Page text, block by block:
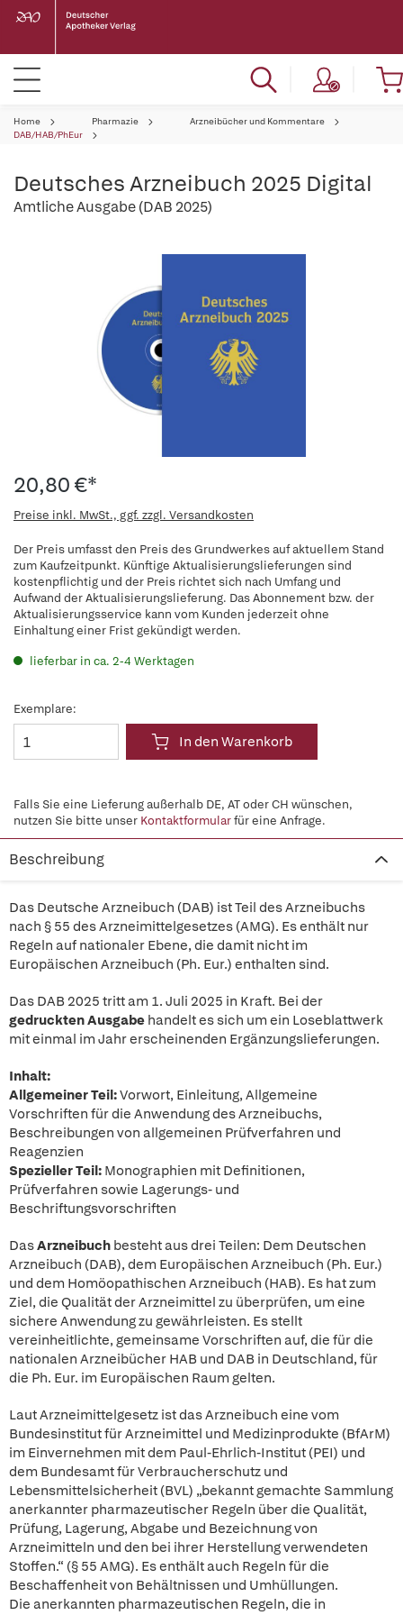
Home Pharmazie
Arzneibücher und Kommentare
DAB/HAB/PhEur
Deutsches Arzneibuch 2025 Digital
Amtliche Ausgabe (DAB 2025)
20,80 €*
Preise inkl. MwSt., ggf. zzgl. Versandkosten
Der Preis umfasst den Preis des Grundwerkes auf aktuellem Stand
zum Kaufzeitpunkt. Künftige Aktualisierungslieferungen sind
kostenpflichtig und der Preis richtet sich nach Umfang und
Aufwand der Aktualisierungslieferung. Das Abonnement bzw. der
Aktualisierungsservice kann vom Kunden jederzeit ohne
Einhaltung einer Frist gekündigt werden.
lieferbar in ca. 2-4 Werktagen
Exemplare:
In den Warenkorb
Falls Sie eine Lieferung außerhalb DE, AT oder CH wünschen,
nutzen Sie bitte unser Kontaktformularfür eine Anfrage.
Beschreibung
Das Deutsche Arzneibuch (DAB) ist Teil des Arzneibuchs
nach § 55 des Arzneimittelgesetzes (AMG). Es enthält nur
Regeln auf nationaler Ebene, die damit nicht im
Europäischen Arzneibuch (Ph. Eur.) enthalten sind.
Das DAB 2025 tritt am 1. Juli 2025 in Kraft. Bei der
gedruckten Ausgabe handelt es sich um ein Loseblattwerk
mit einmal im Jahr erscheinenden Ergänzungslieferungen.
Inhalt:
Allgemeiner Teil:Vorwort, Einleitung, Allgemeine
Vorschriften für die Anwendung des Arzneibuchs,
Beschreibungen von allgemeinen Prüfverfahren und
Reagenzien
Spezieller Teil: Monographien mit Definitionen,
Prüfverfahren sowie Lagerungs- und
Beschriftungsvorschriften
DasArzneibuch besteht aus drei Teilen: Dem Deutschen
Arzneibuch (DAB), dem Europäischen Arzneibuch (Ph. Eur.)
und dem Homöopathischen Arzneibuch (HAB). Es hat zum
Ziel, die Qualität der Arzneimittel zu überprüfen, um eine
sichere Anwendung zu gewährleisten. Es stellt
vereinheitlichte, gemeinsame Vorschriften auf, die für die
nationalen Arzneibücher HAB und DAB in Deutschland, für
die Ph. Eur. im Europäischen Raum gelten.
Laut Arzneimittelgesetz ist das Arzneibuch eine vom
Bundesinstitut für Arzneimittel und Medizinprodukte (BfArM)
im Einvernehmen mit dem Paul-Ehrlich-Institut (PEI) und
dem Bundesamt für Verbraucherschutz und
Lebensmittelsicherheit (BVL) „bekannt gemachte Sammlung
anerkannter pharmazeutischer Regeln über die Qualität,
Prüfung, Lagerung, Abgabe und Bezeichnung von
Arzneimitteln und den bei ihrer Herstellung verwendeten
Stoffen.“ (§ 55 AMG). Es enthält auch Regeln für die
Beschaffenheit von Behältnissen und Umhüllungen.
Die anerkannten pharmazeutischen Regeln, die in